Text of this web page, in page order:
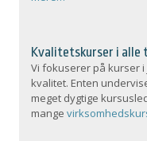
Kvalitetskurser i
Vi fokuserer på kurser
kvalitet. Enten
meget dygtige
mange